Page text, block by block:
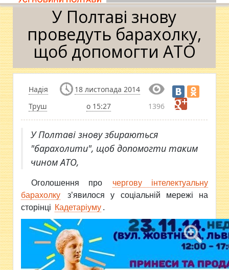
У Полтаві знову
проведуть барахолку,
щоб допомогти АТО
Надія
Труш
18 листопада 2014
о 15:27
1396
У Полтаві знову збираються
"барахолити", щоб допомогти таким
чином АТО,
Оголошення про
чергову інтелектуальну
барахолку
з’явилося у соціальній мережі на
сторінці Кадетаріуму .